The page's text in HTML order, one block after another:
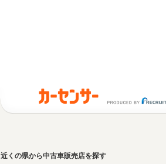
近くの県から中古車販売店を探す